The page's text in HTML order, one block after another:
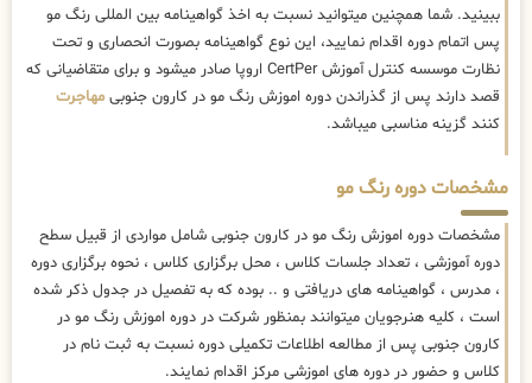
ببینید. شما همچنین میتوانید نسبت به اخذ گواهینامه بین المللی رنگ مو
پس اتمام دوره اقدام نمایید، این نوع گواهینامه بصورت انحصاری و تحت
نظارت موسسه کنترل آموزش CertPer اروپا صادر میشود و برای متقاضیانی که
قصد دارند پس از گذراندن دوره اموزش رنگ مو در کارون جنوبی مهاجرت
کنند گزینه مناسبی میباشد.
مشخصات دوره رنگ مو
مشخصات دوره اموزش رنگ مو در کارون جنوبی شامل مواردی از قبیل سطح
دوره آموزشی ، تعداد جلسات کلاس ، محل برگزاری کلاس ، نحوه برگزاری دوره
، مدرس ، گواهینامه های دریافتی و .. بوده که به تفصیل در جدول ذکر شده
است ، کلیه هنرجویان میتوانند بمنظور شرکت در دوره اموزش رنگ مو در
کارون جنوبی پس از مطالعه اطلاعات تکمیلی دوره نسبت به ثبت نام در
کلاس و حضور در دوره های اموزشی مرکز اقدام نمایند.